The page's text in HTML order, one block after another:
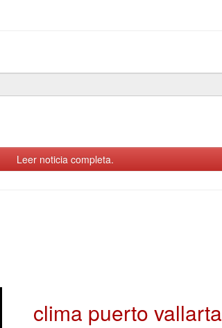
Leer noticia completa.
clima puerto vallarta